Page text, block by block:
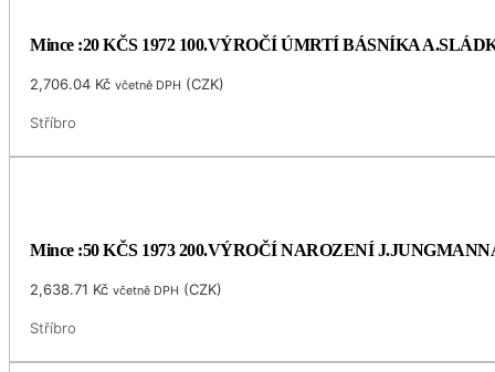
Mince :20 KČS 1972 100.VÝROČÍ ÚMRTÍ BÁSNÍKA
2,706.04 Kč včetně DPH (CZK)
Stříbro
Mince :50 KČS 1973 200.VÝROČÍ NAROZENÍ
2,638.71 Kč včetně DPH (CZK)
Stříbro